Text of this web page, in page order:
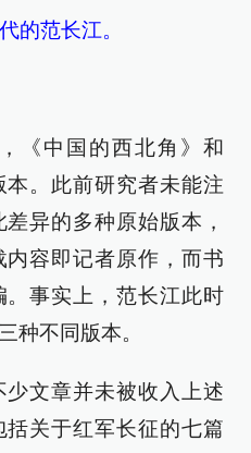
的范长江。
《中国的西北角》和
本。此前研究者未能注
异的多种原始版本，
容即记者原作，而书
事实上，范长江此时
种不同版本。
文章并未被收入上述
关于红军长征的七篇